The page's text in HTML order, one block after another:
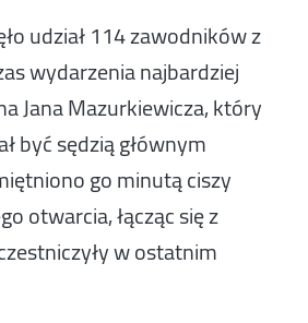
udział 114 zawodników z
wydarzenia najbardziej
Jana Mazurkiewicza, który
być sędzią głównym
go minutą ciszy
otwarcia, łącząc się z
w ostatnim